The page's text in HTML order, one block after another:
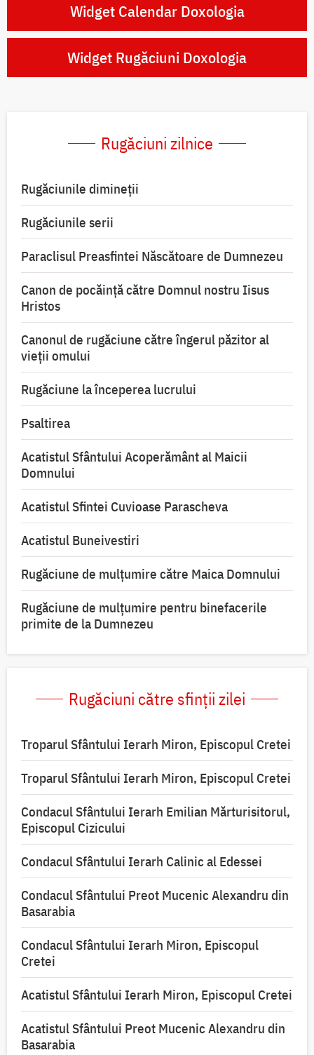
Widget Calendar Doxologia
Widget Rugăciuni Doxologia
Rugăciuni zilnice
Rugăciunile dimineții
Rugăciunile serii
Paraclisul Preasfintei Născătoare de Dumnezeu
Canon de pocăință către Domnul nostru Iisus
Hristos
Canonul de rugăciune către îngerul păzitor al
vieții omului
Rugăciune la începerea lucrului
Psaltirea
Acatistul Sfântului Acoperământ al Maicii
Domnului
Acatistul Sfintei Cuvioase Parascheva
Acatistul Buneivestiri
Rugăciune de mulţumire către Maica Domnului
Rugăciune de mulțumire pentru binefacerile
primite de la Dumnezeu
Rugăciuni către sfinții zilei
Troparul Sfântului Ierarh Miron, Episcopul Cretei
Troparul Sfântului Ierarh Miron, Episcopul Cretei
Condacul Sfântului Ierarh Emilian Mărturisitorul,
Episcopul Cizicului
Condacul Sfântului Ierarh Calinic al Edessei
Condacul Sfântului Preot Mucenic Alexandru din
Basarabia
Condacul Sfântului Ierarh Miron, Episcopul
Cretei
Acatistul Sfântului Ierarh Miron, Episcopul Cretei
Acatistul Sfântului Preot Mucenic Alexandru din
Basarabia